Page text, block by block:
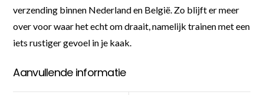
verzending binnen Nederland en België. Zo blijft er meer
over voor waar het echt om draait, namelijk trainen met een
iets rustiger gevoel in je kaak.
Aanvullende informatie